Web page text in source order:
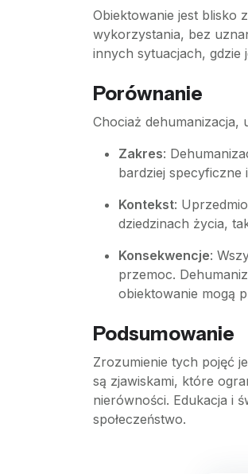
Obiektowanie jest blisko
wykorzystania, bez
innych sytuacjach, gdzie
Porównanie
Chociaż dehumanizacja,
Zakres:
bardziej specyficzne
Kontekst:
dziedzinach życia,
Konsekwencje:
przemoc.
obiektowanie mogą
Podsumowanie
Zrozumienie tych pojęć
są zjawiskami, które
nierówności. Edukacja i
społeczeństwo.